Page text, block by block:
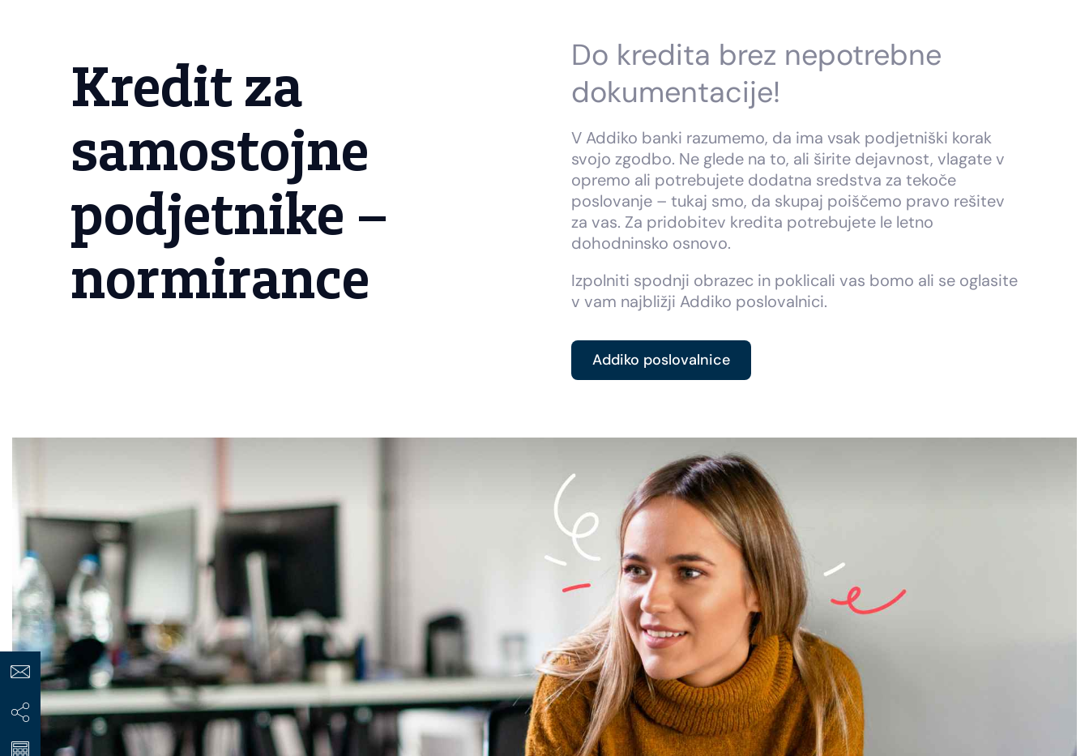
Kredit za
samostojne
podjetnike –
normirance
Do kredita brez nepotrebne
dokumentacije!
V Addiko banki razumemo, da ima vsak podjetniški korak
svojo zgodbo. Ne glede na to, ali širite dejavnost, vlagate v
opremo ali potrebujete dodatna sredstva za tekoče
poslovanje – tukaj smo, da skupaj poiščemo pravo rešitev
za vas. Za pridobitev kredita potrebujete le letno
dohodninsko osnovo.
Izpolniti spodnji obrazec in poklicali vas bomo ali se oglasite
v vam najbližji Addiko poslovalnici.
Addiko poslovalnice